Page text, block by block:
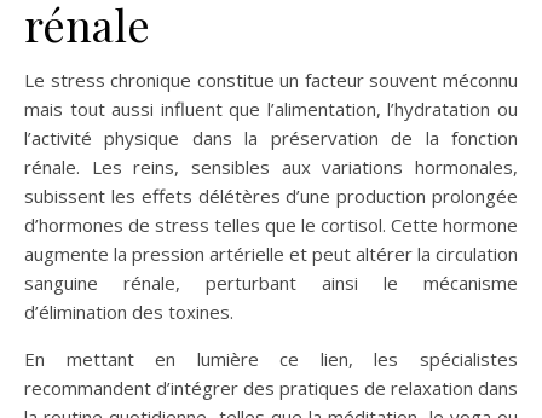
rénale
Le stress chronique constitue un facteur souvent méconnu
mais tout aussi influent que l’alimentation, l’hydratation ou
l’activité physique dans la préservation de la fonction
rénale. Les reins, sensibles aux variations hormonales,
subissent les effets délétères d’une production prolongée
d’hormones de stress telles que le cortisol. Cette hormone
augmente la pression artérielle et peut altérer la circulation
sanguine rénale, perturbant ainsi le mécanisme
d’élimination des toxines.
En mettant en lumière ce lien, les spécialistes
recommandent d’intégrer des pratiques de relaxation dans